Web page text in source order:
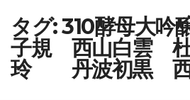
タグ:310酵母大
子規 西山白雲 杜
玲 丹波初黒 西